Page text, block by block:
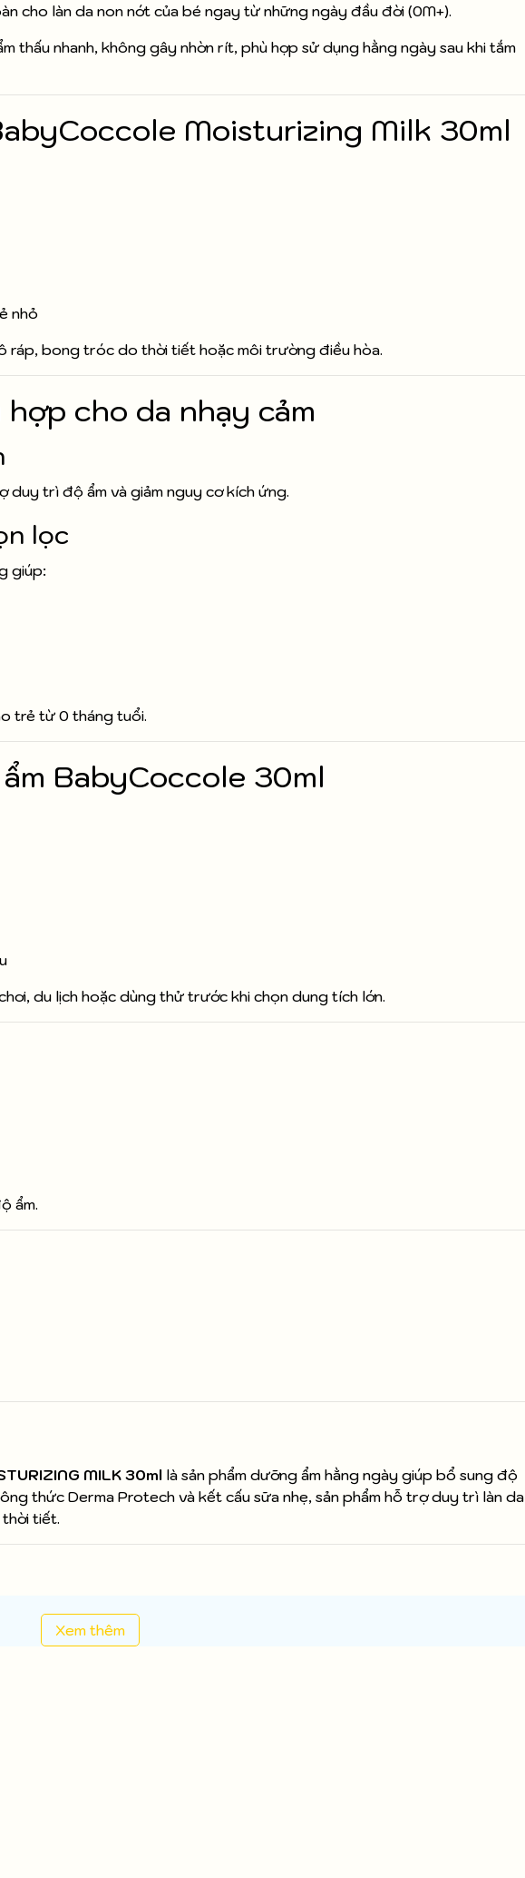
cho làn da non nớt của bé ngay từ những ngày đầu đời (0M+).
thấu nhanh, không gây nhờn rít, phù hợp sử dụng hằng ngày sau khi tắm
Moisturizing Milk 30ml
nhỏ
ráp, bong tróc do thời tiết hoặc môi trường điều hòa.
cho da nhạy cảm
duy trì độ ẩm và giảm nguy cơ kích ứng.
lọc
giúp:
trẻ từ 0 tháng tuổi.
BabyCoccole 30ml
du lịch hoặc dùng thử trước khi chọn dung tích lớn.
ẩm.
MILK 30ml là sản phẩm dưỡng ẩm hằng ngày giúp bổ sung độ
thức Derma Protech và kết cấu sữa nhẹ, sản phẩm hỗ trợ duy trì làn da
thời tiết.
Xem thêm